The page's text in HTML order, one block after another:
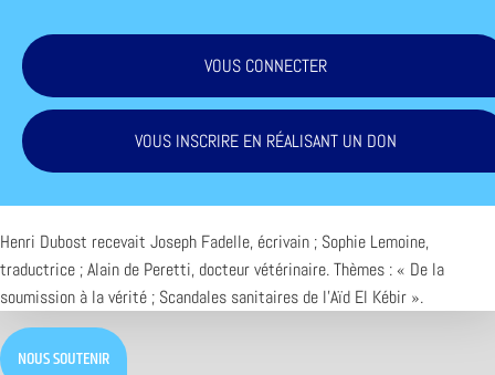
VOUS CONNECTER
VOUS INSCRIRE EN RÉALISANT UN DON
Henri Dubost recevait Joseph Fadelle, écrivain ; Sophie Lemoine,
traductrice ; Alain de Peretti, docteur vétérinaire. Thèmes : « De la
soumission à la vérité ; Scandales sanitaires de l’Aïd El Kébir ».
NOUS SOUTENIR